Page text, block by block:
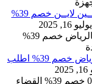
شركة تنظيف بالرياض 0556501701 كلــين لايــن خصم 39%
يوليو 16, 2025
افضل شركة كشف تسربات المياه بالرياض خصم 39% اطلب